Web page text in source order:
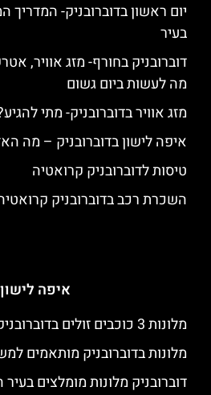
יום ראשון בדוברובניק-
בעיר
דוברובניק בחורף- מזג אוויר,
מה לעשות ביום גשום
מזג אוויר בדוברובניק- מתי
איפה לישון בדוברובניק – מה
טיסות לדוברובניק קרואטיה
השכרת רכב בדוברובניק
איפה
מלונות 3 כוכבים זולים בדוברובניק
מלונות בדוברובניק מותאמים
דוברובניק מלונות מומלצים